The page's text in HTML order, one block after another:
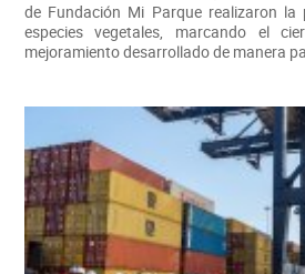
de Fundación Mi Parque realizaron
especies vegetales, marcando el
mejoramiento desarrollado de manera